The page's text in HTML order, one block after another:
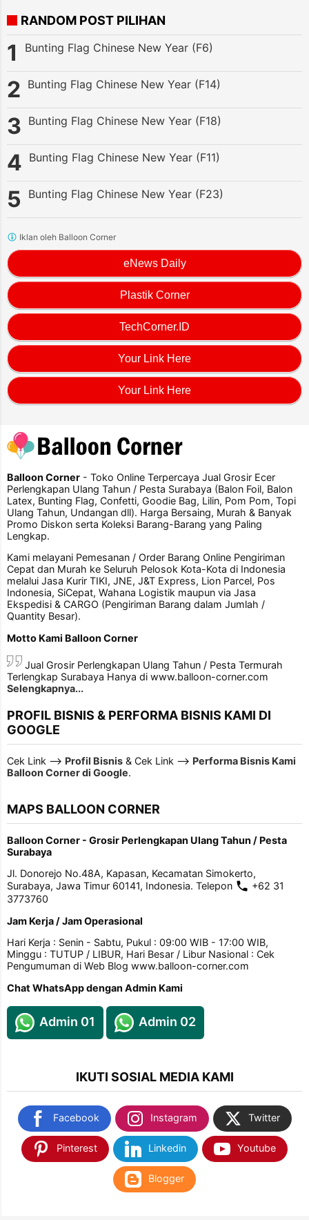
RANDOM POST PILIHAN
Bunting Flag Chinese New Year (F6)
Bunting Flag Chinese New Year (F14)
Bunting Flag Chinese New Year (F18)
Bunting Flag Chinese New Year (F11)
Bunting Flag Chinese New Year (F23)
eNews Daily
Plastik Corner
TechCorner.ID
Your Link Here
Your Link Here
Iklan oleh Balloon Corner
Balloon Corner - Toko Online Terpercaya Jual Grosir Ecer
Perlengkapan Ulang Tahun / Pesta Surabaya (Balon Foil, Balon
Latex, Bunting Flag, Confetti, Goodie Bag, Lilin, Pom Pom, Topi
Ulang Tahun, Undangan dll). Harga Bersaing, Murah & Banyak
Promo Diskon serta Koleksi Barang-Barang yang Paling
Lengkap.
Kami melayani Pemesanan / Order Barang Online Pengiriman
Cepat dan Murah ke Seluruh Pelosok Kota-Kota di Indonesia
melalui Jasa Kurir TIKI, JNE, J&T Express, Lion Parcel, Pos
Indonesia, SiCepat, Wahana Logistik maupun via Jasa
Ekspedisi & CARGO (Pengiriman Barang dalam Jumlah /
Quantity Besar).
Motto Kami Balloon Corner
Jual Grosir Perlengkapan Ulang Tahun / Pesta Termurah
Terlengkap Surabaya Hanya di www.balloon-corner.com
Selengkapnya...
PROFIL BISNIS & PERFORMA BISNIS KAMI DI
GOOGLE
Cek Link --> Profil Bisnis & Cek Link --> Performa Bisnis Kami
Balloon Corner di Google.
MAPS BALLOON CORNER
Balloon Corner - Grosir Perlengkapan Ulang Tahun / Pesta
Surabaya
Jl. Donorejo No.48A, Kapasan, Kecamatan Simokerto,
Surabaya, Jawa Timur 60141, Indonesia. Telepon
+62 31
3773760
Jam Kerja / Jam Operasional
Hari Kerja : Senin - Sabtu, Pukul : 09:00 WIB - 17:00 WIB,
Minggu : TUTUP / LIBUR, Hari Besar / Libur Nasional : Cek
Pengumuman di Web Blog www.balloon-corner.com
Chat WhatsApp dengan Admin Kami
Admin 01 Admin 02
IKUTI SOSIAL MEDIA KAMI
Facebook Instagram Twitter
Pinterest Linkedin Youtube
Blogger